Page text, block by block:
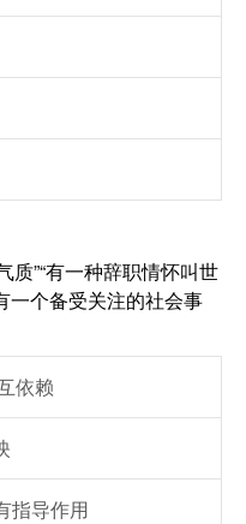
质”“有一种辞职情怀叫世
一个备受关注的社会事
依赖
指导作用